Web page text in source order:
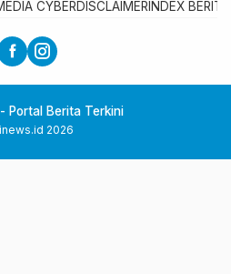
CYBERDISCLAIMER INDEX BERITA
Portal Berita Terkini
2026